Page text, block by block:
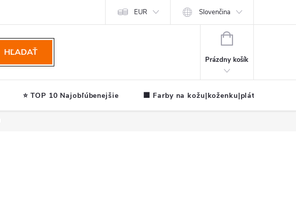
EUR Slovenčina
HĽADAŤ
NÁKUPNÝ
Prázdny košík
⭐ TOP 10 Najobľúbenejšie 🟧 Farby na kožu|koženku|plátno